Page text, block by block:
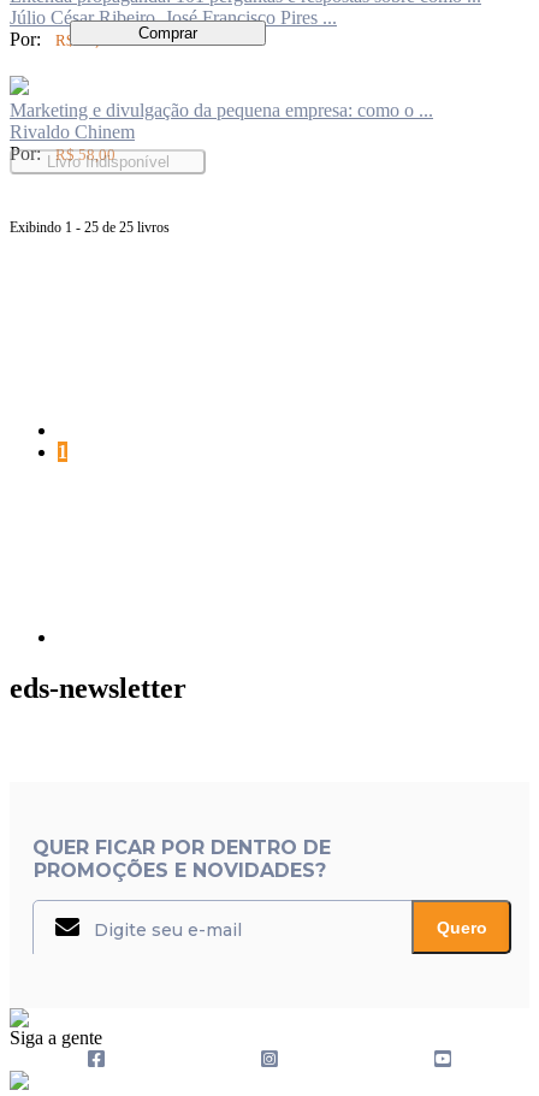
Júlio César Ribeiro, José Francisco Pires ...
Por:
R$ 97,00 Comprar
Marketing e divulgação da pequena empresa: como o ...
Rivaldo Chinem
Por:
R$ 58,00
Livro Indisponível
Exibindo 1 - 25 de 25 livros
Página
1
eds-newsletter
QUER FICAR POR DENTRO DE
PROMOÇÕES E NOVIDADES?
Quero
Siga a gente